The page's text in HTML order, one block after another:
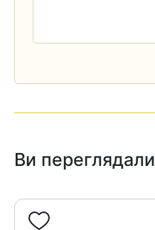
Ви переглядали